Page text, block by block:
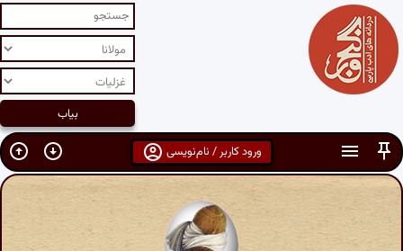
ورود کاربر / نام‌نویسی